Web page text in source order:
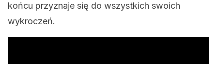
końcu przyznaje się do wszystkich swoich
wykroczeń.